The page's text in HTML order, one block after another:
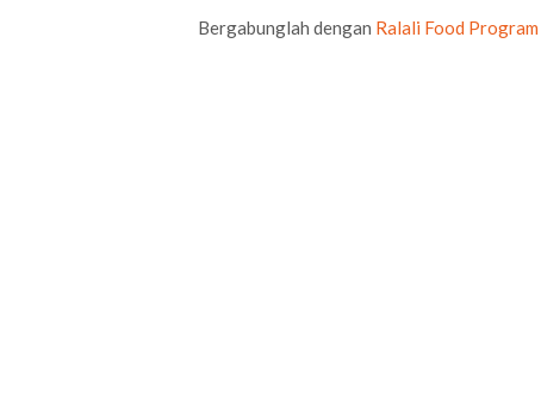
Bergabunglah dengan Ralali Food Program